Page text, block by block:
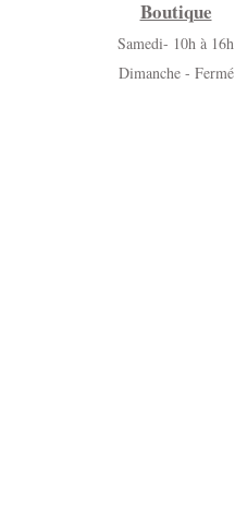
Boutique
Samedi- 10h à 16h
Dimanche - Fermé